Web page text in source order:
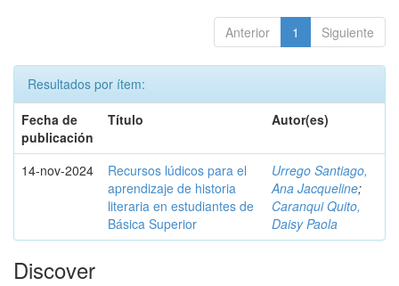
Anterior 1 Siguiente
Resultados por ítem:
Fecha de
publicación
Título Autor(es)
14-nov-2024
Recursos lúdicos para el
aprendizaje de historia
literaria en estudiantes de
Básica Superior
Urrego Santiago,
Ana Jacqueline;
Caranqui Quito,
Daisy Paola
Discover